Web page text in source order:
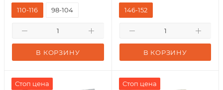
В КОРЗИНУ
110-116 98-104
В КОРЗИНУ
146-152
Стоп цена Стоп цена